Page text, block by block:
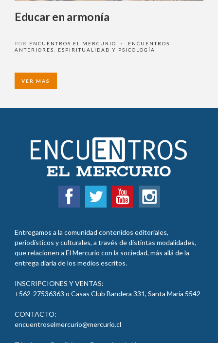
Educar en armonía
POR ENCUENTROS EL MERCURIO •
ENCUENTROS
ANTERIORES
ESPIRITUALIDAD Y PSICOLOGÍA
VER MAS
Entregamos a la comunidad contenidos editoriales,
periodísticos y culturales, a través de distintas modalidades,
que relacionen a El Mercurio con la sociedad, más allá de la
entrega diaria de los medios escritos.
INSCRIPCIONES Y VENTAS:
+562-27536363 o Casas Club Bandera 331, Santa María 5542
CONTACTO:
encuentroselmercurio@mercurio.cl